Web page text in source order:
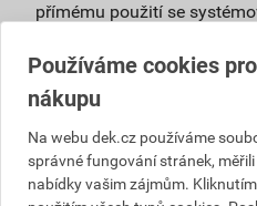
přímému použití se
Vlivem ochlazování
zateplovacích
dochází ke
vytváří živnou půdu
Povrch omítky
Používáme cookies
nákupu
Na webu dek.cz používáme
správné fungování stránek,
nabídky vašim zájmům.